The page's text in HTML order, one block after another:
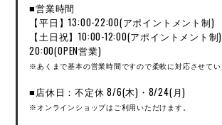
■営業時間
【平日】13:00-22:00(アポイントメント制)
【土日祝】10:00-12:00(アポイントメント
20:00(OPEN営業)
※あくまで基本の営業時間ですので柔軟に対応させてい
■店休日：不定休 8/6(木)・8/24(月)
※オンラインショップはご利用いただけます。